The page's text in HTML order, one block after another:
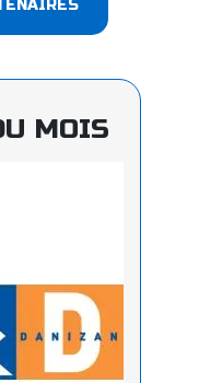
MOIS